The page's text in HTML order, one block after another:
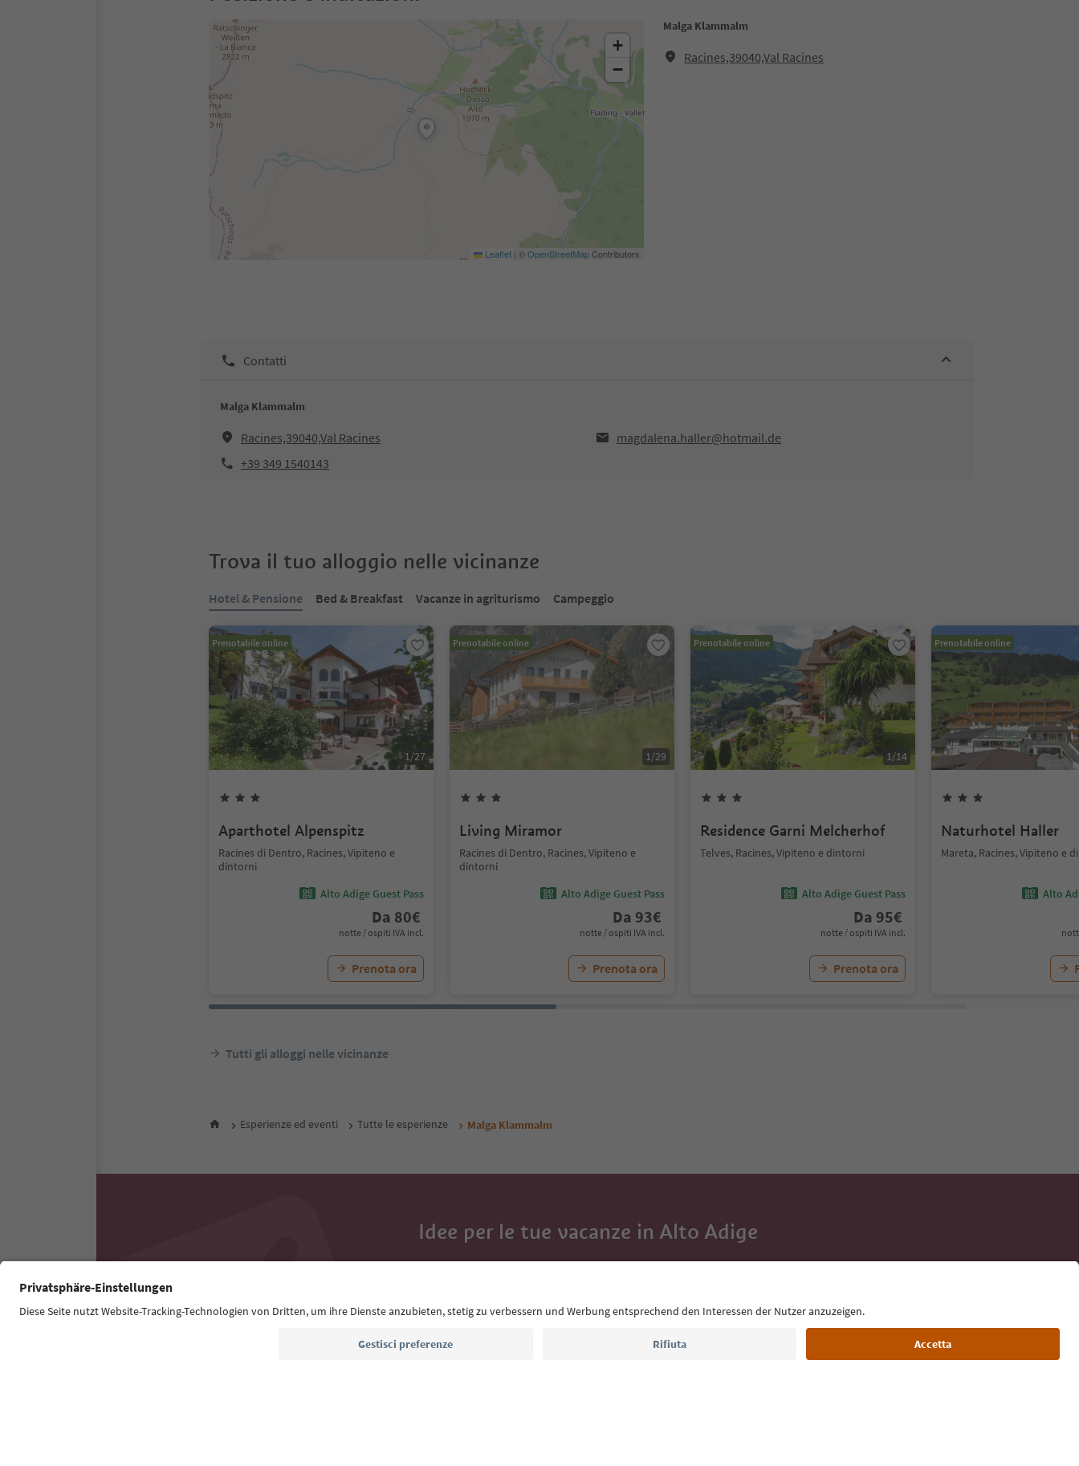
Malga Klammalm
Racines,39040,Val Racines
+
−
Leaflet | ©OpenStreetMapContributors
Contatti
Malga Klammalm
Racines,39040,Val Racines
magdalena.haller@hotmail.de
+39 349 1540143
Trova il tuo alloggio nelle vicinanze
Hotel & Pensione Bed & Breakfast Vacanze in agriturismo Campeggio
Prenotabile online
1/27
Aparthotel Alpenspitz
Racines di Dentro, Racines, Vipiteno e
dintorni
Alto Adige Guest Pass
Da 80€
notte / ospiti IVA incl.
Prenota ora
Prenotabile online
1/29
Living Miramor
Racines di Dentro, Racines, Vipiteno e
dintorni
Alto Adige Guest Pass
Da 93€
notte / ospiti IVA incl.
Prenota ora
Prenotabile online
1/14
Residence Garni Melcherhof
Telves, Racines, Vipiteno e dintorni
Alto Adige Guest Pass
Da 95€
notte / ospiti IVA incl.
Prenota ora
Prenotabile online
Naturhotel Haller
Mareta, Racines, Vipiteno e
Alto
Tutti gli alloggi nelle vicinanze
Esperienze ed eventi Tutte le esperienze Malga Klammalm
Idee per le tue vacanze in Alto Adige
Con la newsletter dell’Alto Adige ricevi consigli per le tue vacanze,
Indirizzo e-mail*